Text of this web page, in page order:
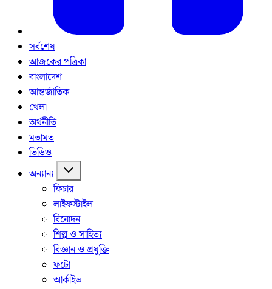
সর্বশেষ
আজকের পত্রিকা
বাংলাদেশ
আন্তর্জাতিক
খেলা
অর্থনীতি
মতামত
ভিডিও
অন্যান্য
ফিচার
লাইফস্টাইল
বিনোদন
শিল্প ও সাহিত্য
বিজ্ঞান ও প্রযুক্তি
ফটো
আর্কাইভ